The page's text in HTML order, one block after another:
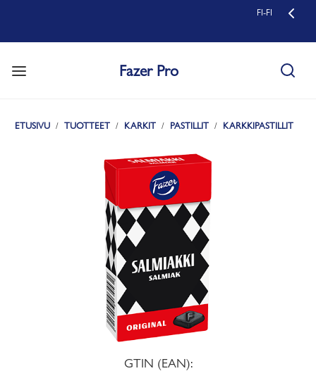
FI-FI
Fazer Pro
ETUSIVU TUOTTEET KARKIT PASTILLIT KARKKIPASTILLIT
GTIN (EAN):